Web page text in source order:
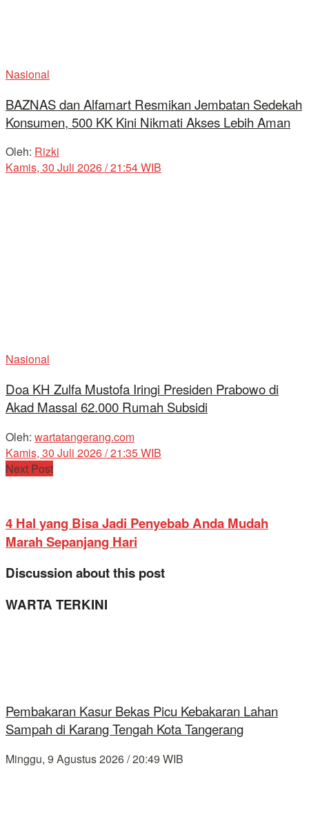
Nasional
BAZNAS dan Alfamart Resmikan Jembatan Sedekah
Konsumen, 500 KK Kini Nikmati Akses Lebih Aman
Oleh: Rizki
Kamis, 30 Juli 2026 / 21:54 WIB
Nasional
Doa KH Zulfa Mustofa Iringi Presiden Prabowo di
Akad Massal 62.000 Rumah Subsidi
Oleh: wartatangerang.com
Kamis, 30 Juli 2026 / 21:35 WIB
Next Post
4 Hal yang Bisa Jadi Penyebab Anda Mudah
Marah Sepanjang Hari
Discussion about this post
WARTA TERKINI
Pembakaran Kasur Bekas Picu Kebakaran Lahan
Sampah di Karang Tengah Kota Tangerang
Minggu, 9 Agustus 2026 / 20:49 WIB